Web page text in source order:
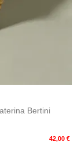
Bertini
42,00 €